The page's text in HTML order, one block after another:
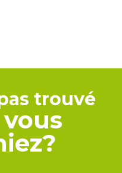
trouvé